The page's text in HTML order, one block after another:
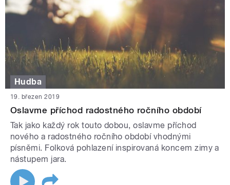
Hudba
19. březen 2019
Oslavme příchod radostného ročního období
Tak jako každý rok touto dobou, oslavme příchod
nového a radostného ročního období vhodnými
písněmi. Folková pohlazení inspirovaná koncem zimy a
nástupem jara.